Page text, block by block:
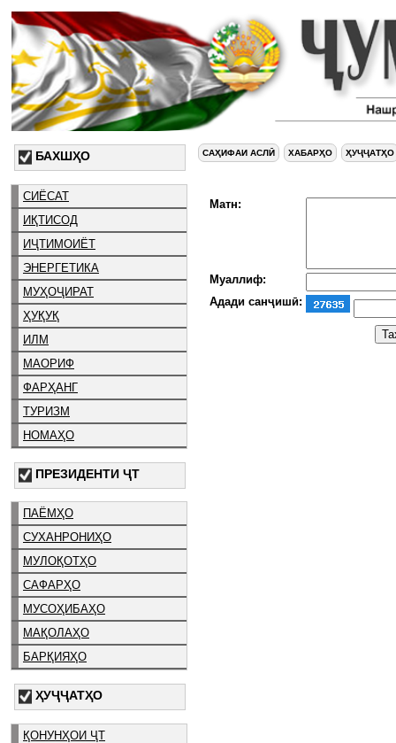
БАХШҲО
СИЁСАТ
ИҚТИСОД
ИҶТИМОИЁТ
ЭНЕРГЕТИКА
МУҲОҶИРАТ
ҲУҚУҚ
ИЛМ
МАОРИФ
ФАРҲАНГ
ТУРИЗМ
НОМАҲО
ПРЕЗИДЕНТИ ҶТ
ПАЁМҲО
СУХАНРОНИҲО
МУЛОҚОТҲО
САФАРҲО
МУСОҲИБАҲО
МАҚОЛАҲО
БАРҚИЯҲО
ҲУҶҶАТҲО
ҚОНУНҲОИ ҶТ
САҲИФАИ АСЛӢ ХАБАРҲО ҲУҶҶАТҲО
Матн:
Муаллиф:
Адади санҷишӣ: